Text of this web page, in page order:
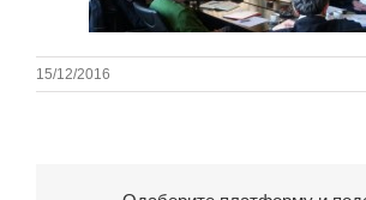
15/12/2016